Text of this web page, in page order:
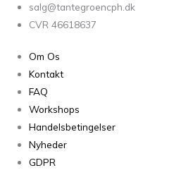
salg@tantegroencph.dk
CVR 46618637
Om Os
Kontakt
FAQ
Workshops
Handelsbetingelser
Nyheder
GDPR